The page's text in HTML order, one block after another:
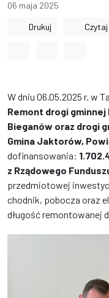
06 maja 2025
Drukuj
W dniu 06.05.2025 r. w
Remont drogi gminnej
Bieganów oraz drogi
Gmina Jaktorów,
dofinansowania:
z Rządowego
przedmiotowej
chodnik, pobocza oraz
długość remontowanej